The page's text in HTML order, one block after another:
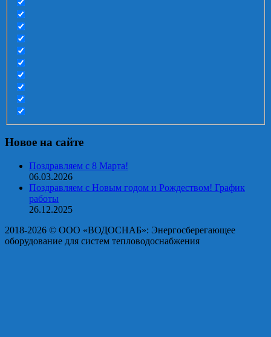
Новое на сайте
Поздравляем с 8 Марта!
06.03.2026
Поздравляем с Новым годом и Рождеством! График
работы
26.12.2025
2018-2026 © OOO «ВОДОСНАБ»: Энергосберегающее
оборудование для систем тепловодоснабжения